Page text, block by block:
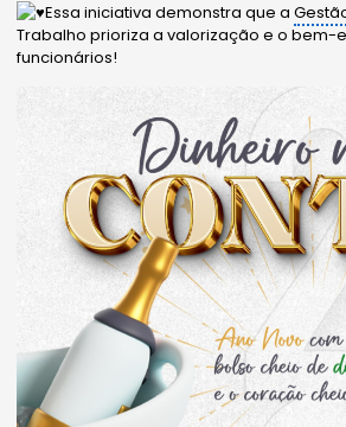
Essa iniciativa demonstra que a
Trabalho prioriza a valorização e o bem-
funcionários!